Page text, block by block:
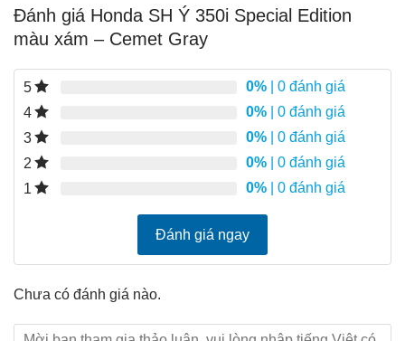
Đánh giá Honda SH Ý 350i Special Edition
màu xám – Cemet Gray
5 0% | 0 đánh giá
4
0% | 0 đánh giá
3
0% | 0 đánh giá
2
0% | 0 đánh giá
1
0% | 0 đánh giá
Đánh giá ngay
Chưa có đánh giá nào.